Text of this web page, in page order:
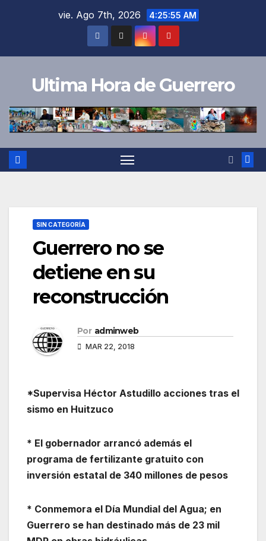
vie. Ago 7th, 2026 4:25:55 AM
Ultima Hora de Guerrero
SIN CATEGORÍA
Guerrero no se
detiene en su
reconstrucción
Por adminweb
MAR 22, 2018
*Supervisa Héctor Astudillo acciones tras el
sismo en Huitzuco
* El gobernador arrancó además el
programa de fertilizante gratuito con
inversión estatal de 340 millones de pesos
* Conmemora el Día Mundial del Agua; en
Guerrero se han destinado más de 23 mil